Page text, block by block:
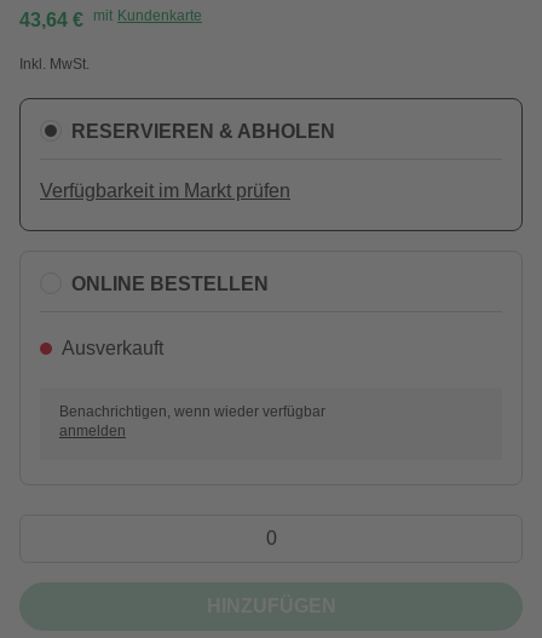
43,64 € mit Kundenkarte
Inkl. MwSt.
RESERVIEREN & ABHOLEN
Verfügbarkeit im Markt prüfen
ONLINE BESTELLEN
Ausverkauft
Benachrichtigen, wenn wieder verfügbar
anmelden